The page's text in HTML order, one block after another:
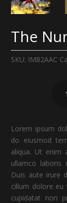
The
SKU: IM82AAC
Lorem ipsum
do eiusmod
aliqua. Ut enim
ullamco laboris
Duis aute irure
cillum dolore eu
cupidatat non